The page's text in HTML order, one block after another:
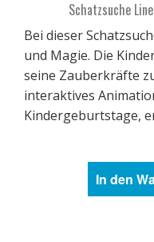
Schatzsuche
Bei dieser
und Magie. Die
seine Zauberkräfte
interaktives
Kindergeburtstage,
In den